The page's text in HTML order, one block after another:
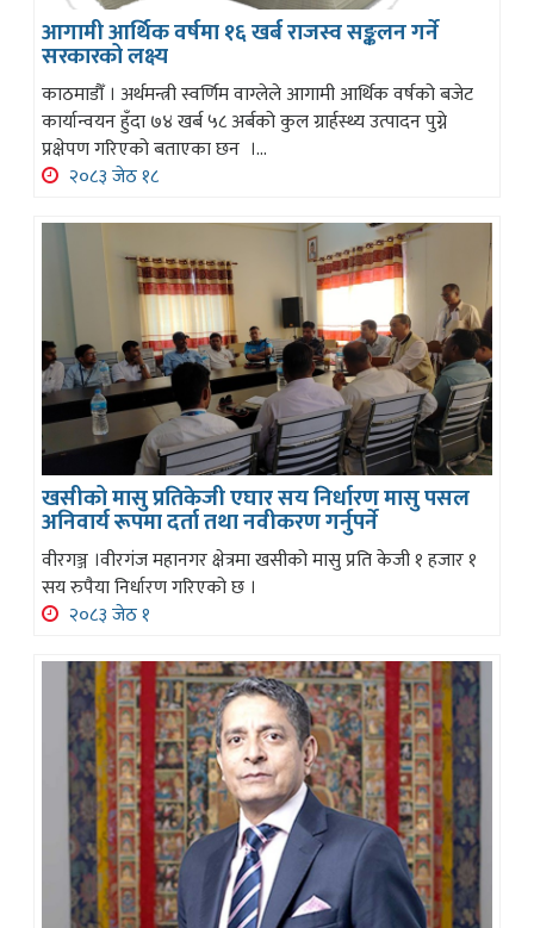
आगामी आर्थिक वर्षमा १६ खर्ब राजस्व सङ्कलन गर्ने
सरकारको लक्ष्य
काठमाडौँ । अर्थमन्त्री स्वर्णिम वाग्लेले आगामी आर्थिक वर्षको बजेट
कार्यान्वयन हुँदा ७४ खर्ब ५८ अर्बको कुल ग्रार्हस्थ्य उत्पादन पुग्ने
प्रक्षेपण गरिएको बताएका छन ।...
२०८३ जेठ १८
खसीको मासु प्रतिकेजी एघार सय निर्धारण मासु पसल
अनिवार्य रूपमा दर्ता तथा नवीकरण गर्नुपर्ने
वीरगञ्ज ।वीरगंज महानगर क्षेत्रमा खसीको मासु प्रति केजी १ हजार १
सय रुपैया निर्धारण गरिएको छ ।
२०८३ जेठ १